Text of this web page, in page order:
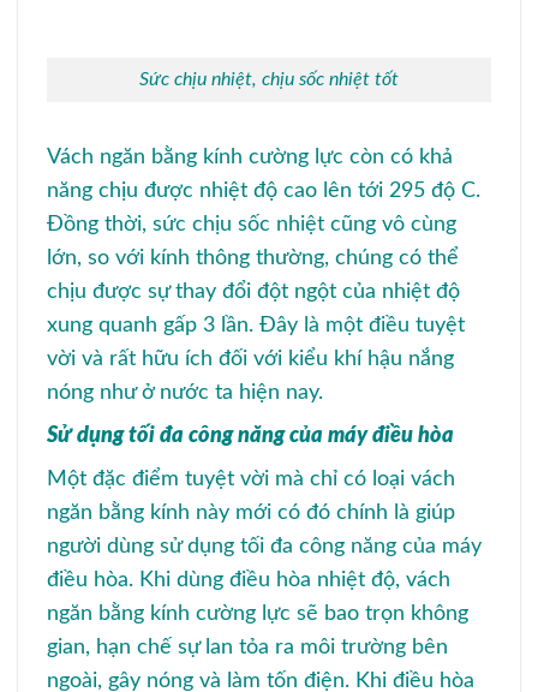
Sức chịu nhiệt, chịu sốc nhiệt tốt
Vách ngăn bằng kính cường lực còn có khả
năng chịu được nhiệt độ cao lên tới 295 độ C.
Đồng thời, sức chịu sốc nhiệt cũng vô cùng
lớn, so với kính thông thường, chúng có thể
chịu được sự thay đổi đột ngột của nhiệt độ
xung quanh gấp 3 lần. Đây là một điều tuyệt
vời và rất hữu ích đối với kiểu khí hậu nắng
nóng như ở nước ta hiện nay.
Sử dụng tối đa công năng của máy điều hòa
Một đặc điểm tuyệt vời mà chỉ có loại vách
ngăn bằng kính này mới có đó chính là giúp
người dùng sử dụng tối đa công năng của máy
điều hòa. Khi dùng điều hòa nhiệt độ, vách
ngăn bằng kính cường lực sẽ bao trọn không
gian, hạn chế sự lan tỏa ra môi trường bên
ngoài, gây nóng và làm tốn điện. Khi điều hòa